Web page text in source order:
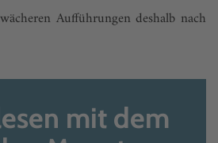
Aufführungen deshalb nach
mit dem